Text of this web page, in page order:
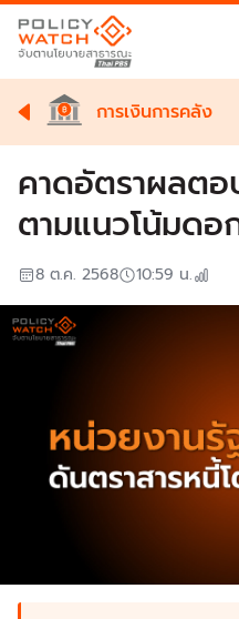
การเงินการคลัง
คาดอัตราผลต
ตามแนวโน้มดอ
8 ต.ค. 2568 10:59 น.